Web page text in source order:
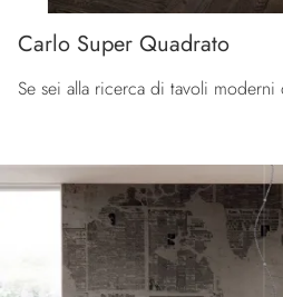
Carlo Super Quadrato